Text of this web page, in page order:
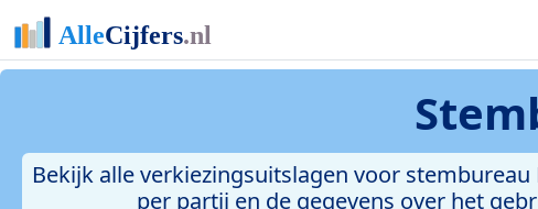
Bekijk alle verkiezingsuitslagen voor
per partij en de gegevens over het